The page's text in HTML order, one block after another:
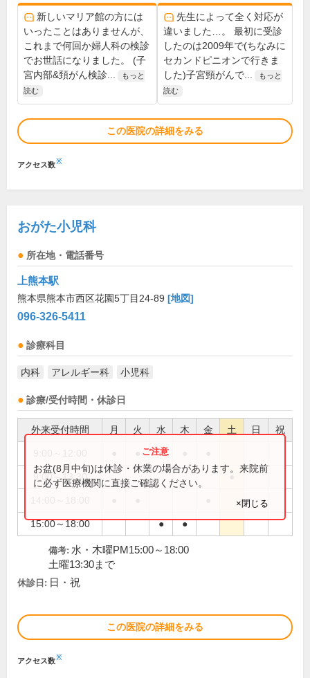
新しいマリア館の方には
いったことはありませんが、
これまで何回か婦人科の検診
でお世話になりました。 (子
宮内部&頚がん検診...
もっと
読む
先生によって全く対応が
違いました…。 最初に受診
したのは2009年で(ちなみに
セカンドピニオンで行きま
した)子宮頸がんで...
もっと
読む
この医院の詳細をみる
アクセス数※
おがた小児科
所在地・電話番号
上熊本駅
熊本県熊本市西区花園5丁目24-89 [地図]
096-326-5411
診療科目
内科 アレルギー科 小児科
診療/受付時間・休診日
外来受付時間 月 火 水 木 金 土 日 祝
●
9:00～13:30 ●
15:00～18:00 ● ●
お盆(8月中旬)は休診・休業の場合があります。来院前
に必ず医療機関に直接ご確認ください。
×閉じる
備考: 水・木曜PM15:00～18:00
土曜13:30まで
休診日: 日・祝
この医院の詳細をみる
アクセス数※